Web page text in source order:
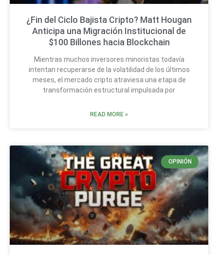
¿Fin del Ciclo Bajista Cripto? Matt Hougan
Anticipa una Migración Institucional de
$100 Billones hacia Blockchain
Mientras muchos inversores minoristas todavía
intentan recuperarse de la volatilidad de los últimos
meses, el mercado cripto atraviesa una etapa de
transformación estructural impulsada por
READ MORE »
OPINIÓN